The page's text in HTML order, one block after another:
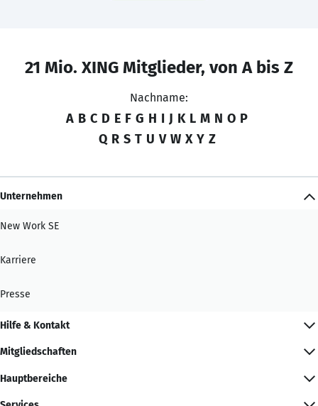
21 Mio. XING Mitglieder, von A bis Z
Nachname:
A B C D E F G H I J K L M N O P
Q R S T U V W X Y Z
Unternehmen
New Work SE
Karriere
Presse
Hilfe & Kontakt
Mitgliedschaften
Hauptbereiche